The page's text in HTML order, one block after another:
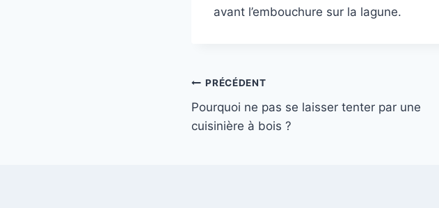
avant l’embouchure sur la lagune.
Navigation
de
PRÉCÉDENT
Pourquoi ne pas se laisser tenter par une
cuisinière à bois ?